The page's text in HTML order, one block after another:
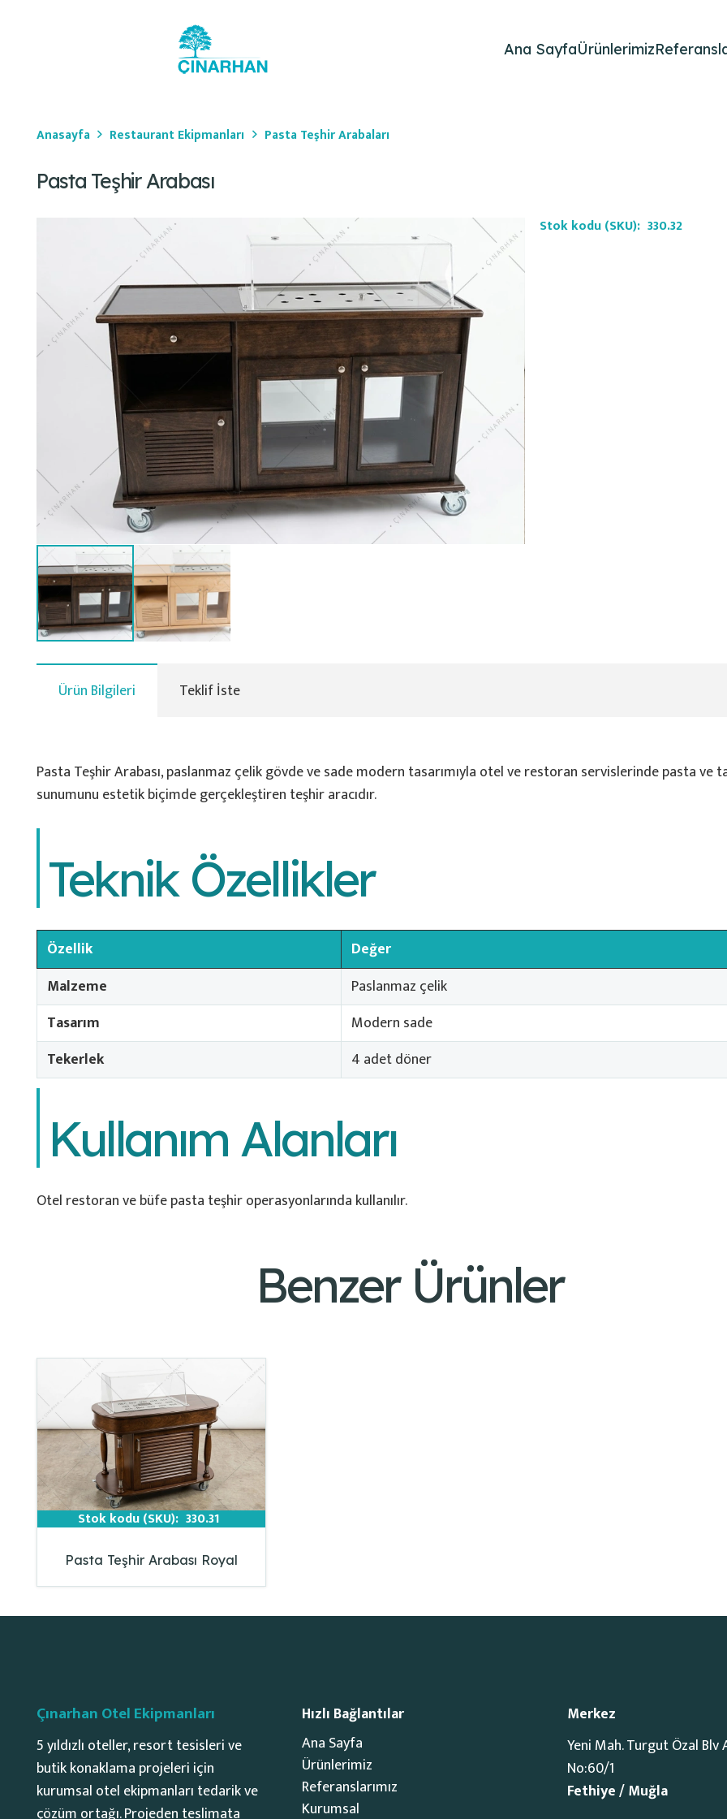
Ana SayfaÜrünlerimiz
Anasayfa Restaurant Ekipmanları Pasta Teşhir Arabaları
Pasta Teşhir Arabası
Stok kodu (SKU): 330.32
Ürün Bilgileri Teklif İste
Pasta Teşhir Arabası, paslanmaz çelik gövde ve sade modern tasarımıyla otel ve restoran servislerinde pasta ve
sunumunu estetik biçimde gerçekleştiren teşhir aracıdır.
Teknik Özellikler
Özellik
Değer
Malzeme
Paslanmaz çelik
Tasarım
Modern sade
Tekerlek
4 adet döner
Kullanım Alanları
Otel restoran ve büfe pasta teşhir operasyonlarında kullanılır.
Benzer Ürünler
Stok kodu (SKU): 330.31
Pasta Teşhir Arabası Royal
Çınarhan Otel Ekipmanları
5 yıldızlı oteller, resort tesisleri ve
butik konaklama projeleri için
kurumsal otel ekipmanları tedarik ve
çözüm ortağı. Projeden teslimata
Hızlı Bağlantılar
Ana Sayfa
Ürünlerimiz
Referanslarımız
Kurumsal
Merkez
Yeni Mah. Turgut Özal Blv
No:60/1
Fethiye / Muğla